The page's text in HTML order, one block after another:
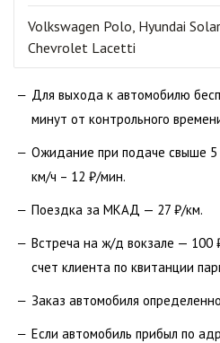
Volkswagen Polo, Hyundai
Chevrolet Lacetti
Для выхода к автомобилю
минут от контрольного
Ожидание при подаче свыше
км/ч – 12 ₽/мин.
Поездка за МКАД — 27 ₽/км.
Встреча на ж/д вокзале — 100
счет клиента по квитанции
Заказ автомобиля
Если автомобиль прибыл по